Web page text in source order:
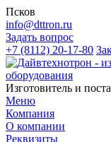
Псков
info@dttron.ru
Задать вопрос
+7 (8112) 20-17-80
Изготовитель и
Меню
Компания
О компании
Реквизиты